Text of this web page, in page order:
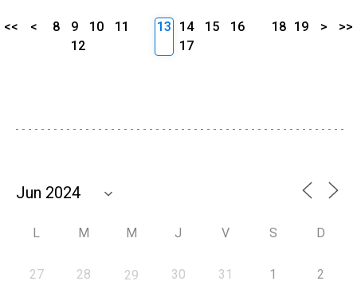
<< < 8 9 10
11
12
13 14 15
16
17
18 19 > >>
L M M J V S D
27 28 29 30 31 1 2